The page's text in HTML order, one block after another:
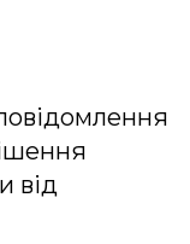
від